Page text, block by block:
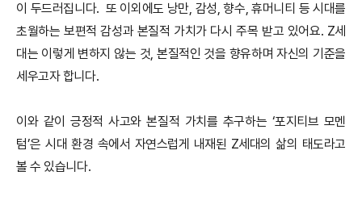
이 두드러집니다. 또 이외에도 낭만, 감성, 향수, 휴머니티 등 시대를
초월하는 보편적 감성과 본질적 가치가 다시 주목 받고 있어요. Z세
대는 이렇게 변하지 않는 것, 본질적인 것을 향유하며 자신의 기준을
세우고자 합니다.
이와 같이 긍정적 사고와 본질적 가치를 추구하는 ‘포지티브 모멘
텀’은 시대 환경 속에서 자연스럽게 내재된 Z세대의 삶의 태도라고
볼 수 있습니다.